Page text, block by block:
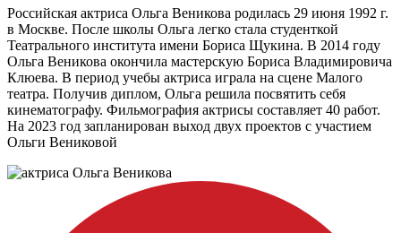
Российская актриса Ольга Веникова родилась 29 июня 1992 г.
в Москве. После школы Ольга легко стала студенткой
Театрального института имени Бориса Щукина. В 2014 году
Ольга Веникова окончила мастерскую Бориса Владимировича
Клюева. В период учебы актриса играла на сцене Малого
театра. Получив диплом, Ольга решила посвятить себя
кинематографу. Фильмография актрисы составляет 40 работ.
На 2023 год запланирован выход двух проектов с участием
Ольги Вениковой